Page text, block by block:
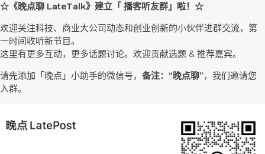
☆《晚点聊 LateTalk》建立「 播客听友群」啦！☆
欢迎关注科技、商业大公司动态和创业创新的小伙伴进群交流，第
一时间收听新节目。
这里有更多互动，更多话题讨论。欢迎贡献选题 & 推荐嘉宾。
请先添加「晚点」小助手的微信号， 备注：“晚点聊”，我们邀请您
入群。